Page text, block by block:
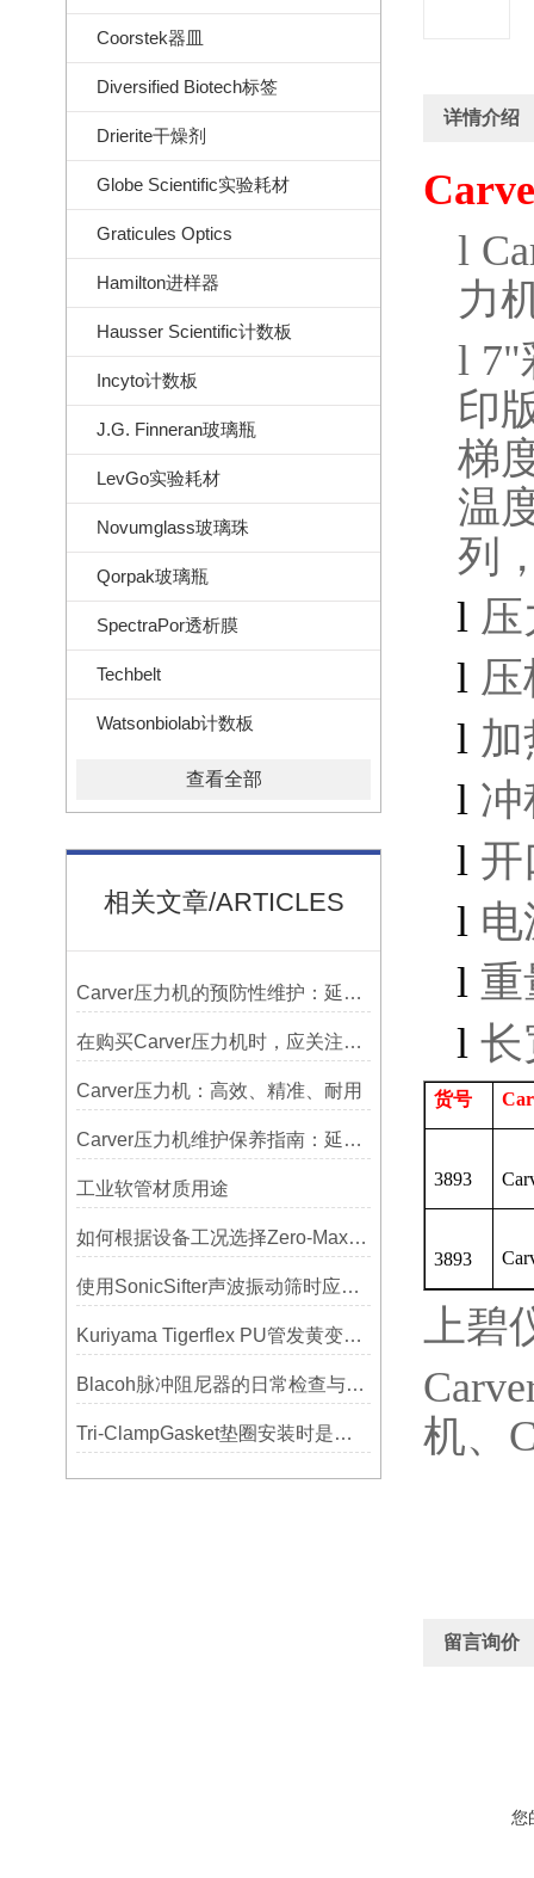
Coorstek器皿
Diversified Biotech标签
Drierite干燥剂
Globe Scientific实验耗材
Graticules Optics
Hamilton进样器
Hausser Scientific计数板
Incyto计数板
J.G. Finneran玻璃瓶
LevGo实验耗材
Novumglass玻璃珠
Qorpak玻璃瓶
SpectraPor透析膜
Techbelt
Watsonbiolab计数板
查看全部
相关文章/ARTICLES
Carver压力机的预防性维护：延长使用寿命的技巧
在购买Carver压力机时，应关注哪些性能指标？
Carver压力机：高效、精准、耐用
Carver压力机维护保养指南：延长设备寿命的关键
工业软管材质用途
如何根据设备工况选择Zero-Max联轴器？
使用SonicSifter声波振动筛时应注意的几个方面
Kuriyama Tigerflex PU管发黄变硬怎么办？
Blacoh脉冲阻尼器的日常检查与预防性维护清单
Tri-ClampGasket垫圈安装时是否需要涂抹润滑剂或密封脂？
详情介绍
l
力
l 7"
印
梯
温
列
l
l
l
l 冲
l 开
l
l 重
l 长
货号
3893
3893
上碧
机、
留言询价
您